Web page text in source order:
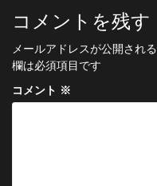
ビ
ゲ
ー
シ
コメントを残す
メールアドレスが公開され
欄は必須項目です
コメント ※